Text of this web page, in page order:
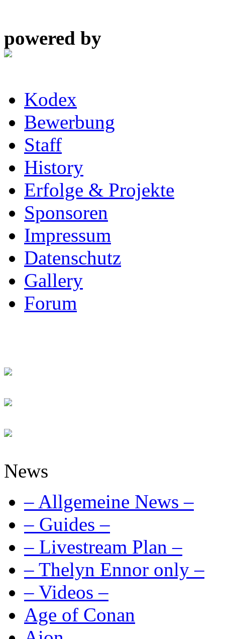
powered by
Kodex
Bewerbung
Staff
History
Erfolge & Projekte
Sponsoren
Impressum
Datenschutz
Gallery
Forum
News
– Allgemeine News –
– Guides –
– Livestream Plan –
– Thelyn Ennor only –
– Videos –
Age of Conan